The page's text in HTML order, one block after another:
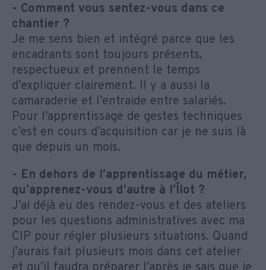
- Comment vous sentez-vous dans ce
chantier ?
Je me sens bien et intégré parce que les
encadrants sont toujours présents,
respectueux et prennent le temps
d’expliquer clairement. Il y a aussi la
camaraderie et l’entraide entre salariés.
Pour l’apprentissage de gestes techniques
c’est en cours d’acquisition car je ne suis là
que depuis un mois.
- En dehors de l’apprentissage du métier,
qu’apprenez-vous d’autre à l’Îlot ?
J’ai déjà eu des rendez-vous et des ateliers
pour les questions administratives avec ma
CIP pour régler plusieurs situations. Quand
j’aurais fait plusieurs mois dans cet atelier